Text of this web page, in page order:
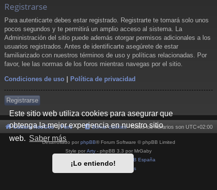
Este sitio web utiliza cookies para asegurar que
obtenga la mejor experiencia en nuestro sitio
web. Saber más
¡Lo entiendo!
Registrarse
Para autenticarte debes estar registrado. Registrarte te tomará solo unos
pocos segundos y te permitirá un amplio acceso al sistema. La
Administración del sitio puede además otorgar permisos adicionales a los
usuarios registrados. Antes de identificarte asegúrete de estar
familiarizado con nuestros términos de uso y políticas relacionadas. Por
favor, lee las normas de los foros mientras navegas por el sitio.
Condiciones de uso Política de privacidad
Registrarse
Cultura NeoGeo Foro Todos los horarios son UTC+02:00
Borrar cookies
Desarrollado por phpBB® Forum Software © phpBB Limited
Style por Arty - phpBB 3.3 por MrGaby
phpBB España
Condiciones